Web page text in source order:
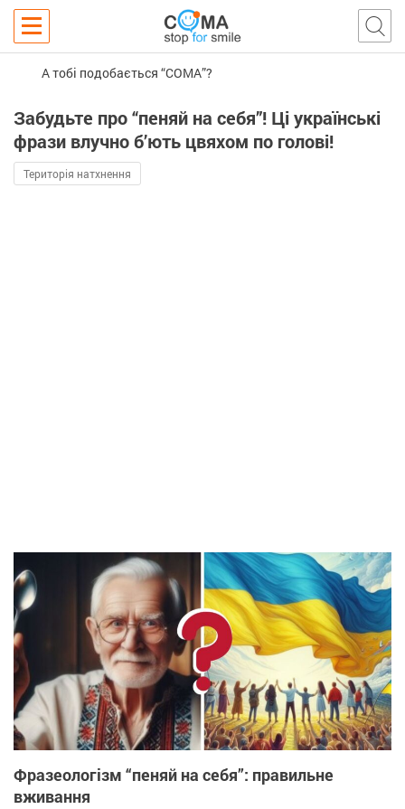
А тобі подобається “COMA”?
Забудьте про “пеняй на себя”! Ці українські
фрази влучно б’ють цвяхом по голові!
Територія натхнення
Фразеологізм “пеняй на себя”: правильне
вживання